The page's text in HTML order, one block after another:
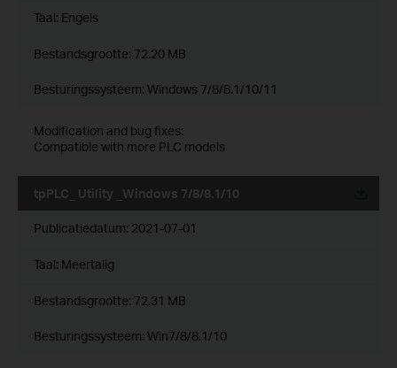
Taal: Engels
Bestandsgrootte: 72.20 MB
Besturingssysteem: Windows 7/8/8.1/10/11
Modification and bug fixes:
Compatible with more PLC models
tpPLC_ Utility _Windows 7/8/8.1/10
Publicatiedatum: 2021-07-01
Taal: Meertalig
Bestandsgrootte: 72.31 MB
Besturingssysteem: Win7/8/8.1/10